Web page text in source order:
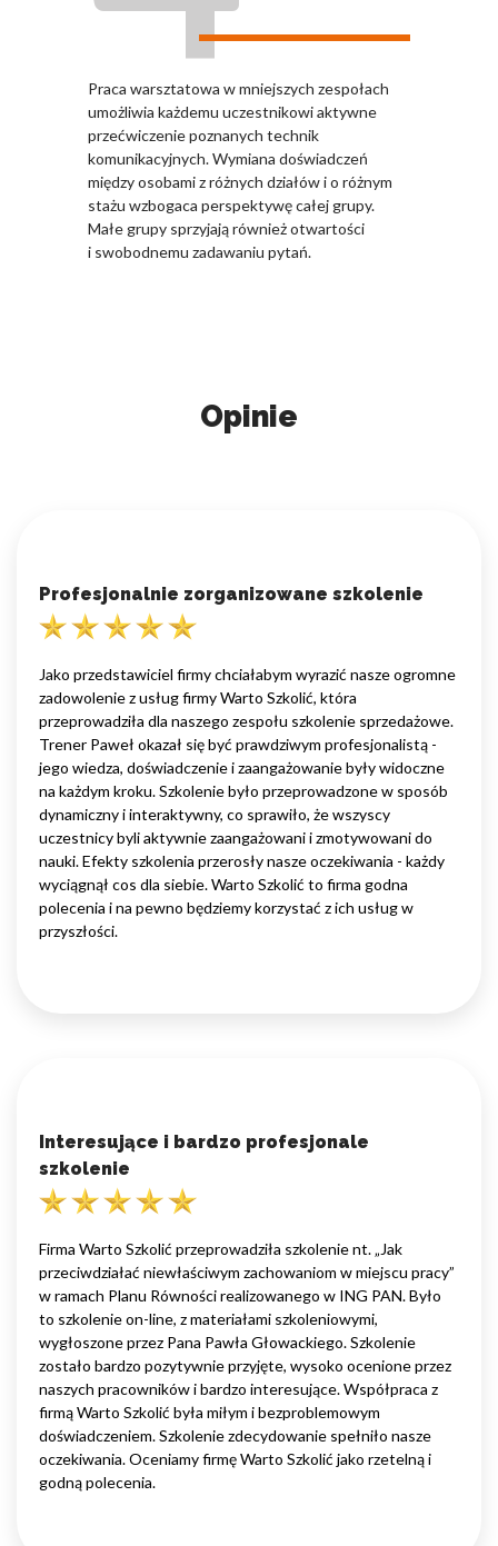
Praca warsztatowa w mniejszych zespołach
umożliwia każdemu uczestnikowi aktywne
przećwiczenie poznanych technik
komunikacyjnych. Wymiana doświadczeń
między osobami z różnych działów i o różnym
stażu wzbogaca perspektywę całej grupy.
Małe grupy sprzyjają również otwartości
i swobodnemu zadawaniu pytań.
Opinie
Profesjonalnie zorganizowane szkolenie
Jako przedstawiciel firmy chciałabym wyrazić nasze ogromne
zadowolenie z usług firmy Warto Szkolić, która
przeprowadziła dla naszego zespołu szkolenie sprzedażowe.
Trener Paweł okazał się być prawdziwym profesjonalistą -
jego wiedza, doświadczenie i zaangażowanie były widoczne
na każdym kroku. Szkolenie było przeprowadzone w sposób
dynamiczny i interaktywny, co sprawiło, że wszyscy
uczestnicy byli aktywnie zaangażowani i zmotywowani do
nauki. Efekty szkolenia przerosły nasze oczekiwania - każdy
wyciągnął cos dla siebie. Warto Szkolić to firma godna
polecenia i na pewno będziemy korzystać z ich usług w
przyszłości.
Interesujące i bardzo profesjonale
szkolenie
Firma Warto Szkolić przeprowadziła szkolenie nt. „Jak
przeciwdziałać niewłaściwym zachowaniom w miejscu pracy”
w ramach Planu Równości realizowanego w ING PAN. Było
to szkolenie on-line, z materiałami szkoleniowymi,
wygłoszone przez Pana Pawła Głowackiego. Szkolenie
zostało bardzo pozytywnie przyjęte, wysoko ocenione przez
naszych pracowników i bardzo interesujące. Współpraca z
firmą Warto Szkolić była miłym i bezproblemowym
doświadczeniem. Szkolenie zdecydowanie spełniło nasze
oczekiwania. Oceniamy firmę Warto Szkolić jako rzetelną i
godną polecenia.